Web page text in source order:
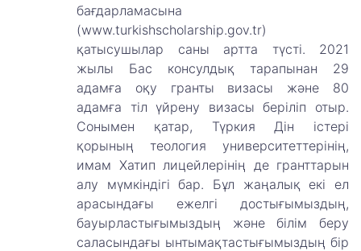
бағдарламасына
(www.turkishscholarship.gov.tr)
қатысушылар саны артта түсті. 2021
жылы Бас консулдық тарапынан 29
адамға оқу гранты визасы және 80
адамға тіл үйрену визасы беріліп отыр.
Сонымен қатар, Түркия Дін істері
қорының теология университеттерінің,
имам Хатип лицейлерінің де гранттарын
алу мүмкіндігі бар. Бұл жаңалық екі ел
арасындағы ежелгі достығымыздың,
бауырластығымыздың және білім беру
саласындағы ынтымақтастығымыздың бір